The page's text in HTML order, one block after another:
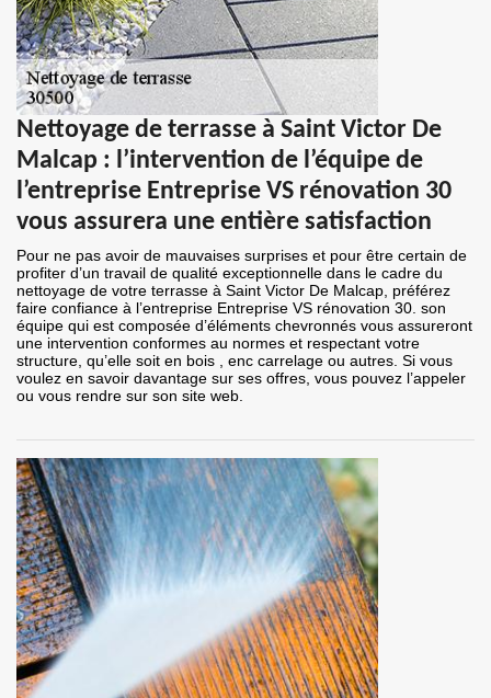
Nettoyage de terrasse à Saint Victor De
Malcap : l’intervention de l’équipe de
l’entreprise Entreprise VS rénovation 30
vous assurera une entière satisfaction
Pour ne pas avoir de mauvaises surprises et pour être certain de
profiter d’un travail de qualité exceptionnelle dans le cadre du
nettoyage de votre terrasse à Saint Victor De Malcap, préférez
faire confiance à l’entreprise Entreprise VS rénovation 30. son
équipe qui est composée d’éléments chevronnés vous assureront
une intervention conformes au normes et respectant votre
structure, qu’elle soit en bois , enc carrelage ou autres. Si vous
voulez en savoir davantage sur ses offres, vous pouvez l’appeler
ou vous rendre sur son site web.